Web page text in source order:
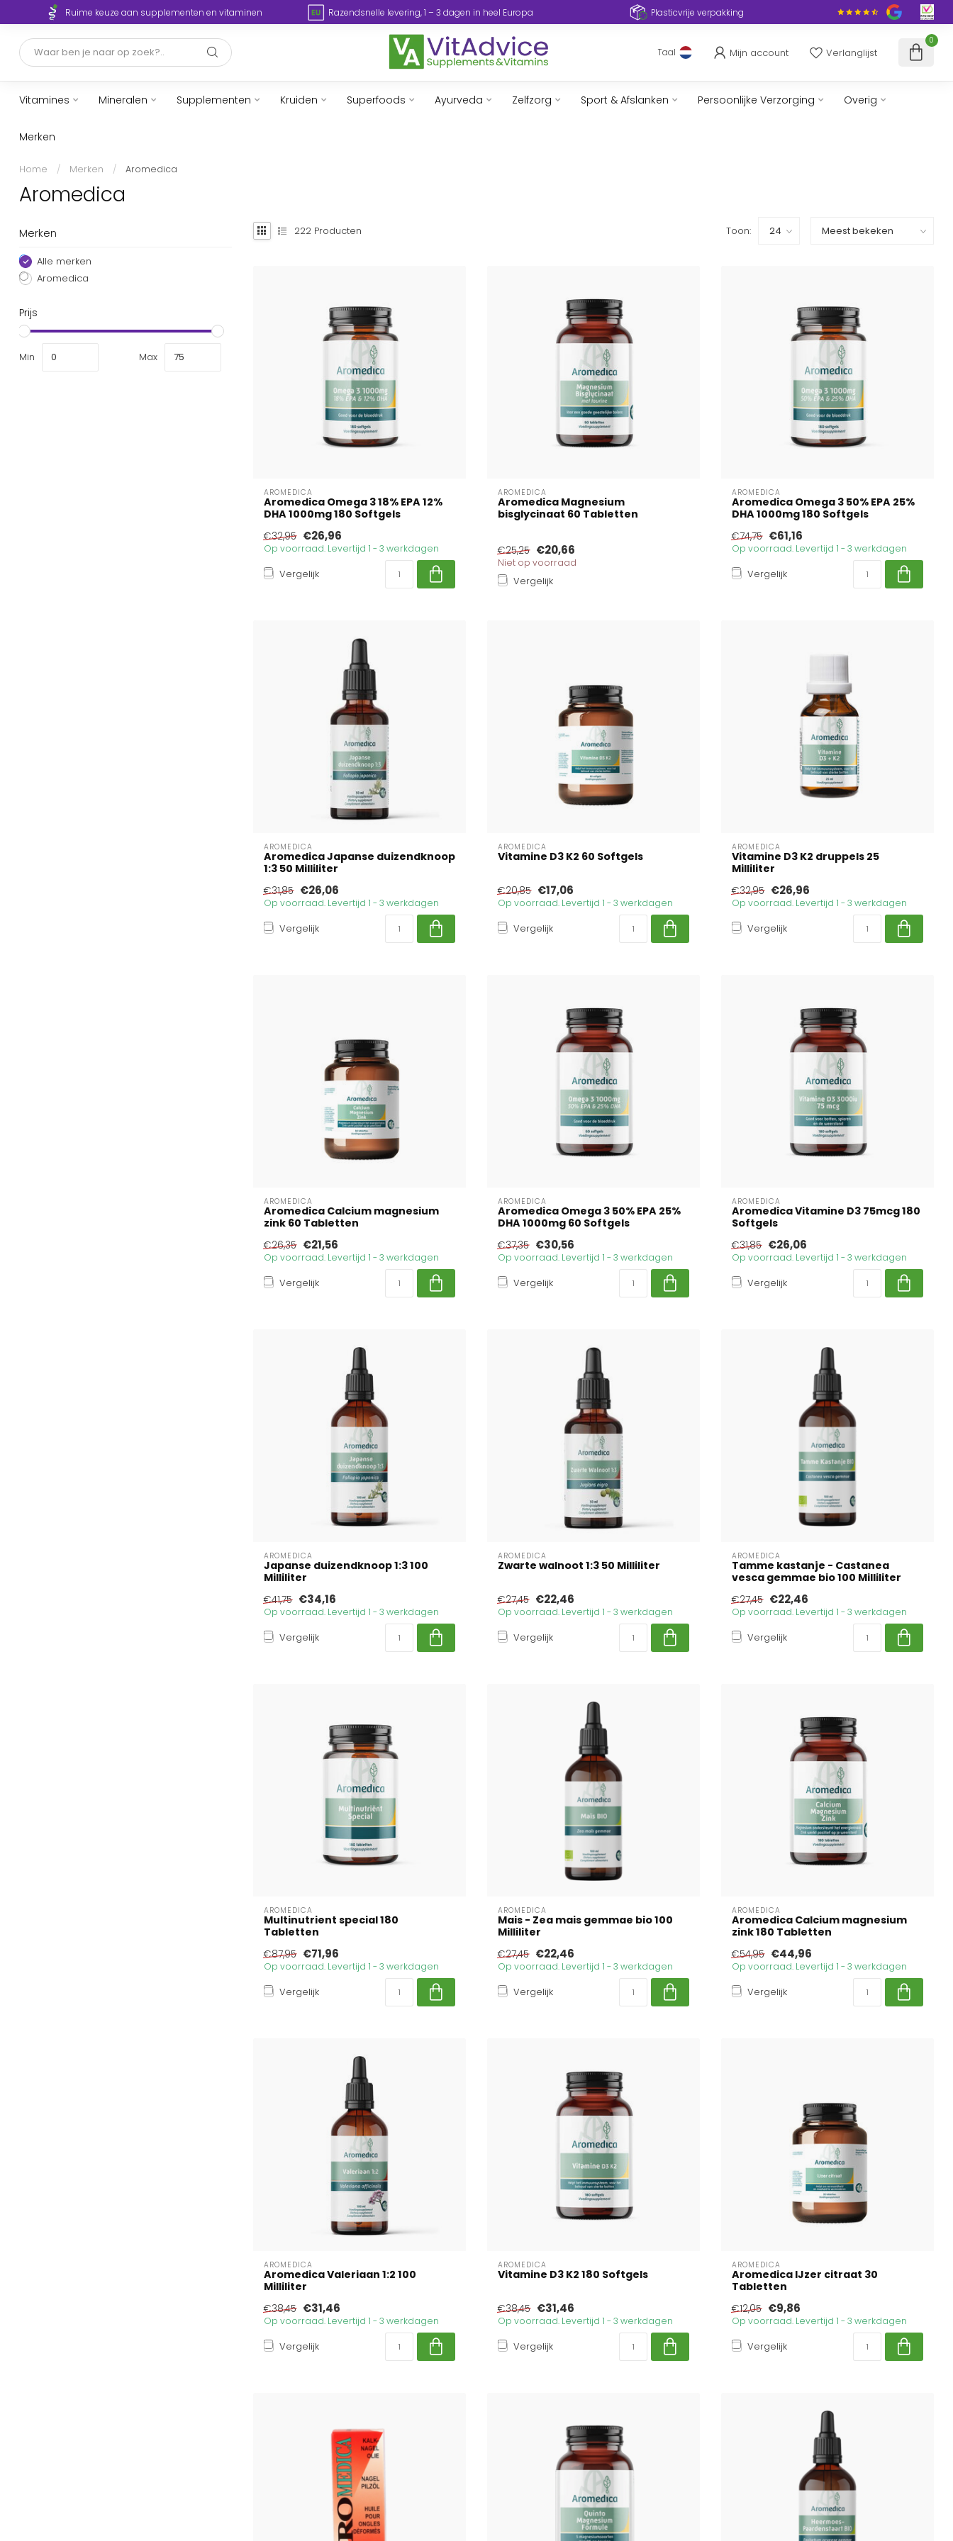
Ruime keuze aan supplementen en vitaminen Razendsnelle levering, 1 – 3 dagen in heel Europa Plasticvrije verpakking
Taal Mijn account Verlanglijst
0
Vitamines Mineralen Supplementen Kruiden Superfoods Ayurveda Zelfzorg Sport & Afslanken Persoonlijke Verzorging Overig
Merken
Home / Merken / Aromedica
Aromedica
Merken
Alle merken
Aromedica
Prijs
Min Max
222 Producten Toon:
AROMEDICA
Aromedica Omega 3 18% EPA 12%
DHA 1000mg 180 Softgels
€32,95 €26,96
Op voorraad. Levertijd 1 - 3 werkdagen
Vergelijk
AROMEDICA
Aromedica Magnesium
bisglycinaat 60 Tabletten
€25,25 €20,66
Niet op voorraad
Vergelijk
AROMEDICA
Aromedica Omega 3 50% EPA 25%
DHA 1000mg 180 Softgels
€74,75 €61,16
Op voorraad. Levertijd 1 - 3 werkdagen
Vergelijk
AROMEDICA
Aromedica Japanse duizendknoop
1:3 50 Milliliter
€31,85 €26,06
Op voorraad. Levertijd 1 - 3 werkdagen
Vergelijk
AROMEDICA
Vitamine D3 K2 60 Softgels
€20,85 €17,06
Op voorraad. Levertijd 1 - 3 werkdagen
Vergelijk
AROMEDICA
Vitamine D3 K2 druppels 25
Milliliter
€32,95 €26,96
Op voorraad. Levertijd 1 - 3 werkdagen
Vergelijk
AROMEDICA
Aromedica Calcium magnesium
zink 60 Tabletten
€26,35 €21,56
Op voorraad. Levertijd 1 - 3 werkdagen
Vergelijk
AROMEDICA
Aromedica Omega 3 50% EPA 25%
DHA 1000mg 60 Softgels
€37,35 €30,56
Op voorraad. Levertijd 1 - 3 werkdagen
Vergelijk
AROMEDICA
Aromedica Vitamine D3 75mcg 180
Softgels
€31,85 €26,06
Op voorraad. Levertijd 1 - 3 werkdagen
Vergelijk
AROMEDICA
Japanse duizendknoop 1:3 100
Milliliter
€41,75 €34,16
Op voorraad. Levertijd 1 - 3 werkdagen
Vergelijk
AROMEDICA
Zwarte walnoot 1:3 50 Milliliter
€27,45 €22,46
Op voorraad. Levertijd 1 - 3 werkdagen
Vergelijk
AROMEDICA
Tamme kastanje - Castanea
vesca gemmae bio 100 Milliliter
€27,45 €22,46
Op voorraad. Levertijd 1 - 3 werkdagen
Vergelijk
AROMEDICA
Multinutrient special 180
Tabletten
€87,95 €71,96
Op voorraad. Levertijd 1 - 3 werkdagen
Vergelijk
AROMEDICA
Mais - Zea mais gemmae bio 100
Milliliter
€27,45 €22,46
Op voorraad. Levertijd 1 - 3 werkdagen
Vergelijk
AROMEDICA
Aromedica Calcium magnesium
zink 180 Tabletten
€54,95 €44,96
Op voorraad. Levertijd 1 - 3 werkdagen
Vergelijk
AROMEDICA
Aromedica Valeriaan 1:2 100
Milliliter
€38,45 €31,46
Op voorraad. Levertijd 1 - 3 werkdagen
Vergelijk
AROMEDICA
Vitamine D3 K2 180 Softgels
€38,45 €31,46
Op voorraad. Levertijd 1 - 3 werkdagen
Vergelijk
AROMEDICA
Aromedica IJzer citraat 30
Tabletten
€12,05 €9,86
Op voorraad. Levertijd 1 - 3 werkdagen
Vergelijk